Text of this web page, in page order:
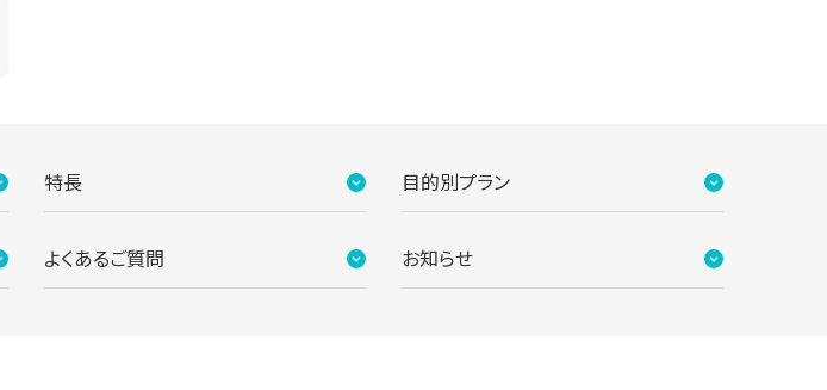
特長 目的別プラン
よくあるご質問 お知らせ